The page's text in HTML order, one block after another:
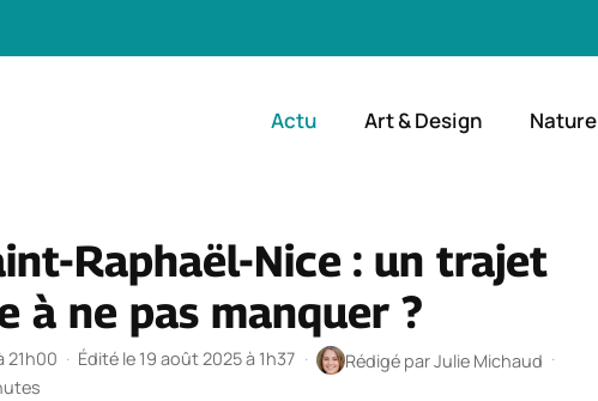
Actu Art & Design Nature
Raphaël-Nice : un trajet
à ne pas manquer ?
21h00 · Édité le 19 août 2025 à 1h37 · Rédigé parJulie Michaud ·